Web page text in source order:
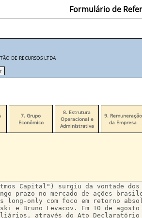
Formulário de
DE RECURSOS LTDA
7. Grupo
Econômico
8. Estrutura
Operacional e
Administrativa
9. Remuneração
da Empresa